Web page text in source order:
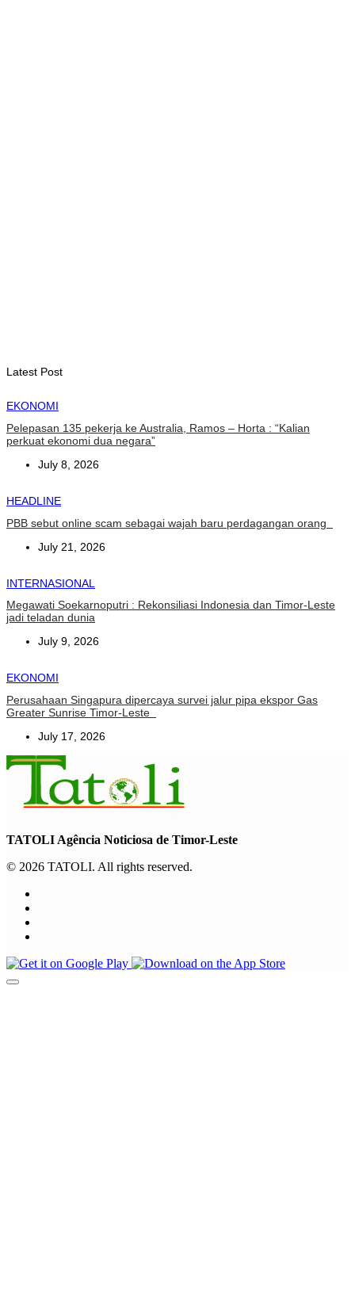
Latest Post
EKONOMI
Pelepasan 135 pekerja ke Australia, Ramos – Horta : “Kalian
perkuat ekonomi dua negara”
July 8, 2026
HEADLINE
PBB sebut online scam sebagai wajah baru perdagangan orang
July 21, 2026
INTERNASIONAL
Megawati Soekarnoputri : Rekonsiliasi Indonesia dan Timor-Leste
jadi teladan dunia
July 9, 2026
EKONOMI
Perusahaan Singapura dipercaya survei jalur pipa ekspor Gas
Greater Sunrise Timor-Leste
July 17, 2026
TATOLI Agência Noticiosa de Timor-Leste
© 2026 TATOLI. All rights reserved.